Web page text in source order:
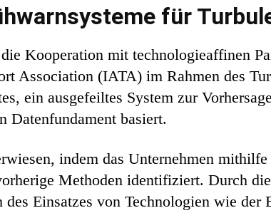
für
Kooperation mit technologieaffinen
Association (IATA) im Rahmen des
ein ausgefeiltes System zur
Datenfundament basiert.
indem das Unternehmen
Methoden identifiziert. Durch
Einsatzes von Technologien wie